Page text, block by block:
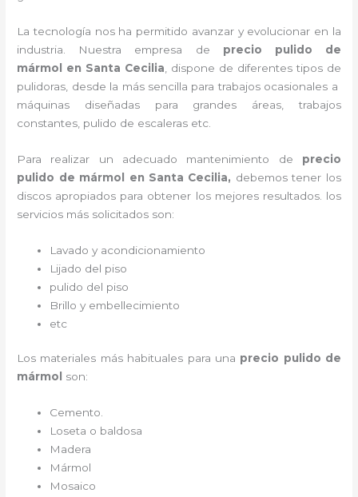
La tecnología nos ha permitido avanzar y evolucionar en la
industria. Nuestra empresa de precio pulido de
mármol
en Santa Cecilia , dispone de diferentes tipos de
pulidoras, desde la más sencilla para trabajos ocasionales a
máquinas diseñadas para grandes áreas, trabajos
constantes, pulido de escaleras etc.
Para realizar un adecuado mantenimiento de precio
pulido de mármol
en Santa Cecilia, debemos tener los
discos apropiados para obtener los mejores resultados. los
servicios más solicitados son:
Lavado y acondicionamiento
Lijado del piso
pulido del piso
Brillo y embellecimiento
etc
Los materiales más habituales para una precio pulido de
mármol
son:
Cemento.
Loseta o baldosa
Madera
Mármol
Mosaico